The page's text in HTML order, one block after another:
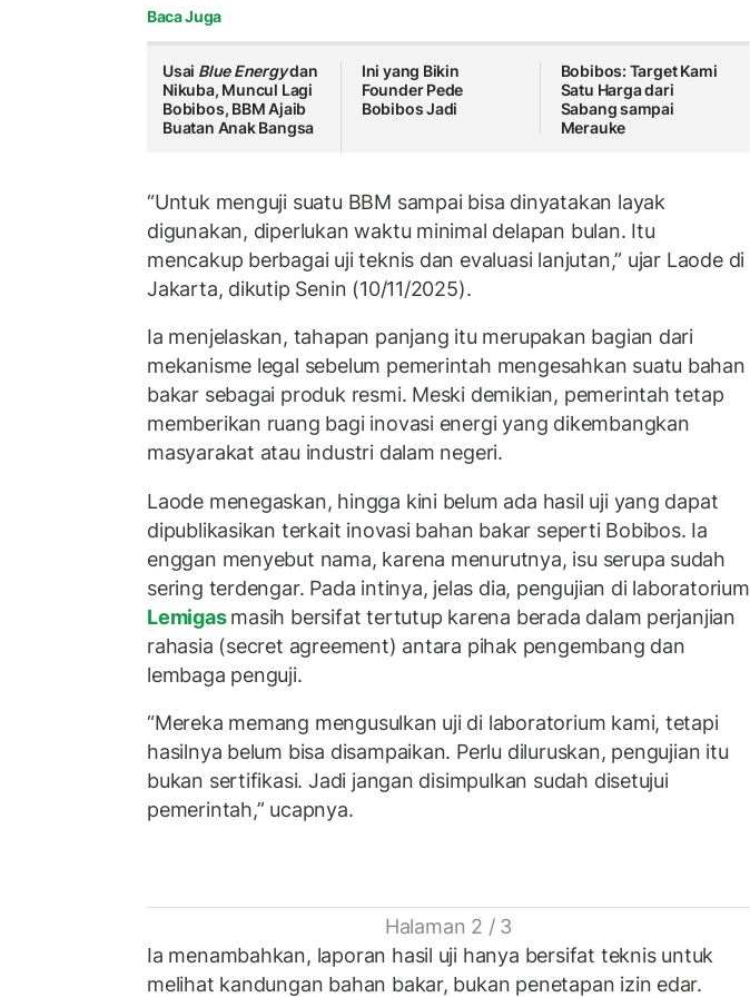
Baca Juga
Usai Blue Energydan
Nikuba, Muncul Lagi
Bobibos, BBM Ajaib
Buatan Anak Bangsa
Ini yang Bikin
Founder Pede
Bobibos Jadi
Bobibos: Target Kami
Satu Harga dari
Sabang sampai
Merauke
“Untuk menguji suatu BBM sampai bisa dinyatakan layak
digunakan, diperlukan waktu minimal delapan bulan. Itu
mencakup berbagai uji teknis dan evaluasi lanjutan,” ujar Laode di
Jakarta, dikutip Senin (10/11/2025).
Ia menjelaskan, tahapan panjang itu merupakan bagian dari
mekanisme legal sebelum pemerintah mengesahkan suatu bahan
bakar sebagai produk resmi. Meski demikian, pemerintah tetap
memberikan ruang bagi inovasi energi yang dikembangkan
masyarakat atau industri dalam negeri.
Laode menegaskan, hingga kini belum ada hasil uji yang dapat
dipublikasikan terkait inovasi bahan bakar seperti Bobibos. Ia
enggan menyebut nama, karena menurutnya, isu serupa sudah
sering terdengar. Pada intinya, jelas dia, pengujian di laboratorium
Lemigasmasih bersifat tertutup karena berada dalam perjanjian
rahasia (secret agreement) antara pihak pengembang dan
lembaga penguji.
“Mereka memang mengusulkan uji di laboratorium kami, tetapi
hasilnya belum bisa disampaikan. Perlu diluruskan, pengujian itu
bukan sertifikasi. Jadi jangan disimpulkan sudah disetujui
pemerintah,” ucapnya.
Halaman 2 / 3
Ia menambahkan, laporan hasil uji hanya bersifat teknis untuk
melihat kandungan bahan bakar, bukan penetapan izin edar.